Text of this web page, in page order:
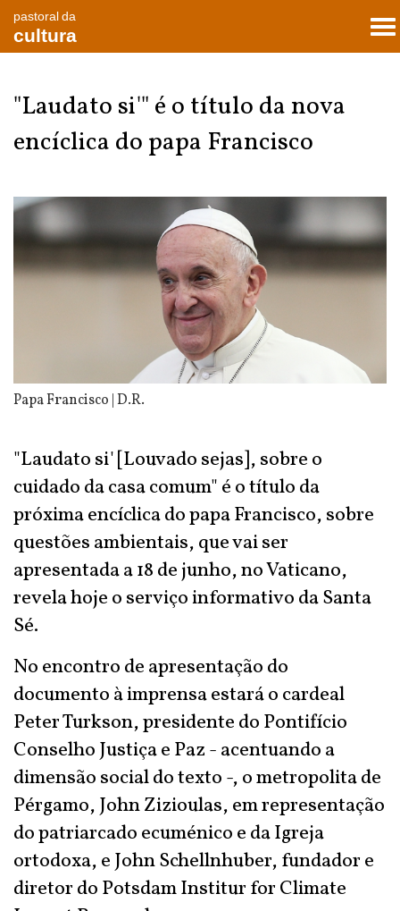
pastoral da
cultura
"Laudato si'" é o título da nova
encíclica do papa Francisco
Papa Francisco | D.R.
"Laudato si' [Louvado sejas], sobre o
cuidado da casa comum" é o título da
próxima encíclica do papa Francisco, sobre
questões ambientais, que vai ser
apresentada a 18 de junho, no Vaticano,
revela hoje o serviço informativo da Santa
Sé.
No encontro de apresentação do
documento à imprensa estará o cardeal
Peter Turkson, presidente do Pontifício
Conselho Justiça e Paz - acentuando a
dimensão social do texto -, o metropolita de
Pérgamo, John Zizioulas, em representação
do patriarcado ecuménico e da Igreja
ortodoxa, e John Schellnhuber, fundador e
diretor do Potsdam Institur for Climate